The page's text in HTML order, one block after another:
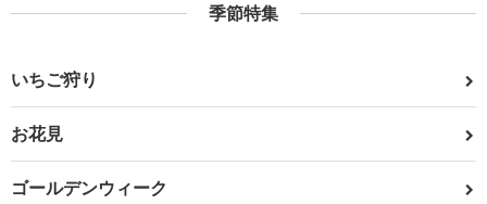
季節特集
いちご狩り
お花見
ゴールデンウィーク